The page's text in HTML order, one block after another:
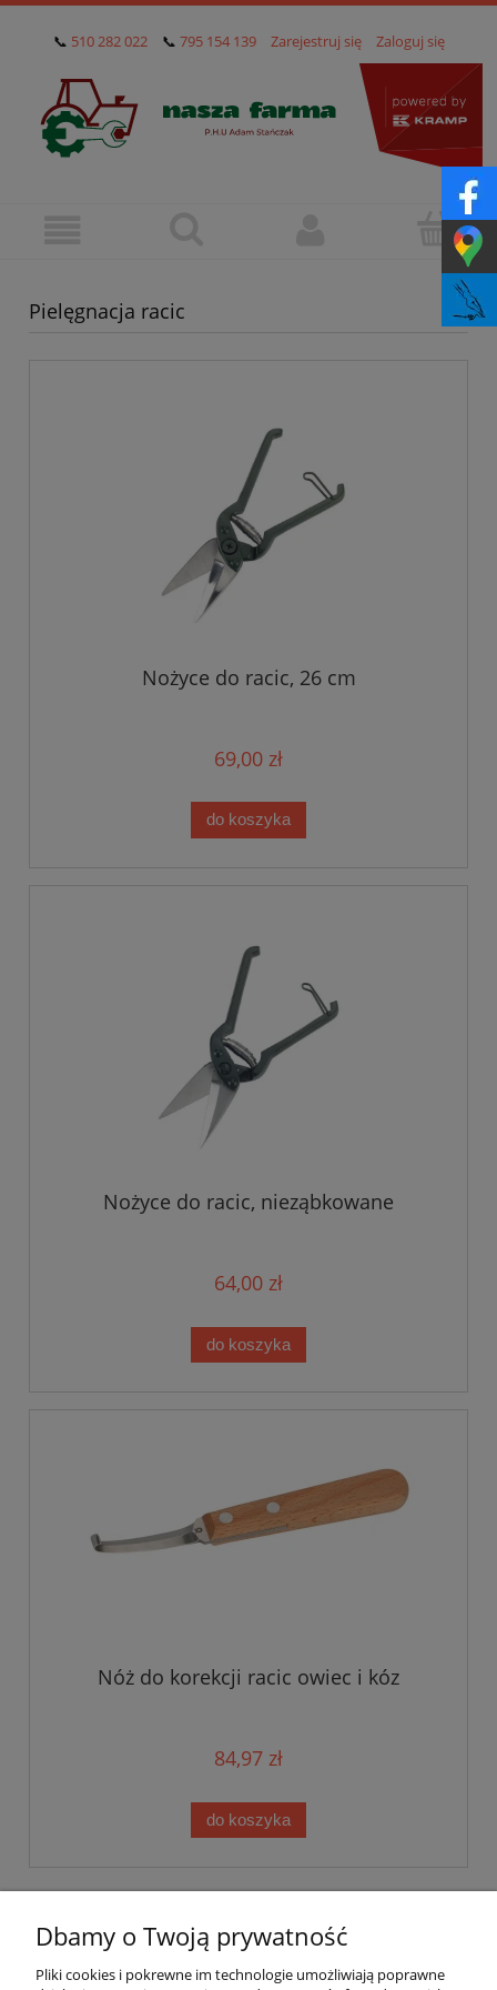
📞 510 282 022 📞 795 154 139 Zarejestruj się Zaloguj się
Pielęgnacja racic
Nożyce do racic, 26 cm
69,00 zł
do koszyka
Nożyce do racic, nieząbkowane
64,00 zł
do koszyka
Nóż do korekcji racic owiec i kóz
84,97 zł
do koszyka
Dbamy o Twoją prywatność
Pliki cookies i pokrewne im technologie umożliwiają poprawne